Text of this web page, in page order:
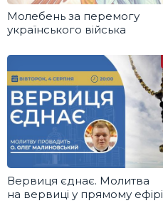
Молебень за перемогу
українського війська
Вервиця єднає. Молитва
на вервиці у прямому ефірі